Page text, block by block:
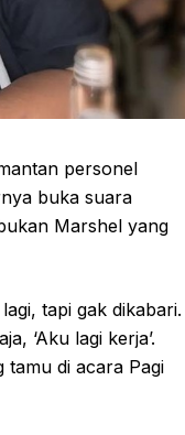
personel
buka suara
Marshel yang
tapi gak dikabari.
‘Aku lagi kerja’.
tamu di acara Pagi